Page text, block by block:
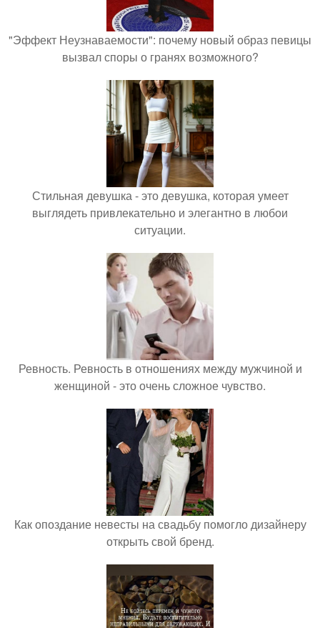
"Эффект Неузнаваемости": почему новый образ певицы
вызвал споры о гранях возможного?
Стильная девушка - это девушка, которая умеет
выглядеть привлекательно и элегантно в любои
ситуации.
Ревность. Ревность в отношениях между мужчиной и
женщиной - это очень сложное чувство.
Как опоздание невесты на свадьбу помогло дизайнеру
открыть свой бренд.